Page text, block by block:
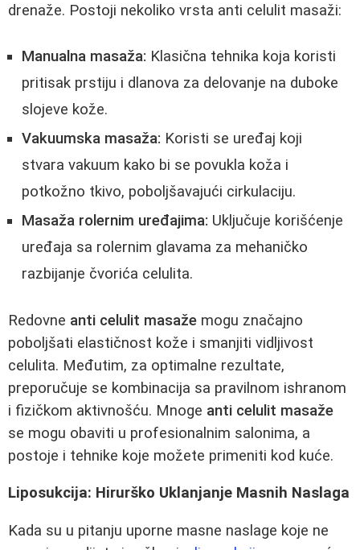
drenaže. Postoji nekoliko vrsta anti celulit masaži:
Manualna masaža: Klasična tehnika koja koristi
pritisak prstiju i dlanova za delovanje na duboke
slojeve kože.
Vakuumska masaža: Koristi se uređaj koji
stvara vakuum kako bi se povukla koža i
potkožno tkivo, poboljšavajući cirkulaciju.
Masaža rolernim uređajima: Uključuje korišćenje
uređaja sa rolernim glavama za mehaničko
razbijanje čvorića celulita.
Redovne anti celulit masaže mogu značajno
poboljšati elastičnost kože i smanjiti vidljivost
celulita. Međutim, za optimalne rezultate,
preporučuje se kombinacija sa pravilnom ishranom
i fizičkom aktivnošću. Mnoge anti celulit masaže
se mogu obaviti u profesionalnim salonima, a
postoje i tehnike koje možete primeniti kod kuće.
Liposukcija: Hirurško Uklanjanje Masnih Naslaga
Kada su u pitanju uporne masne naslage koje ne